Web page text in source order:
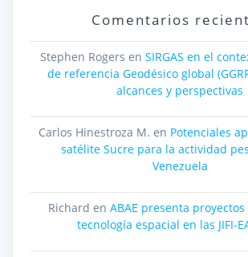
Comentarios
Stephen Rogers en SIRGAS en el
de referencia Geodésico global
alcances y perspectivas
Carlos Hinestroza M. en Potenciales
satélite Sucre para la actividad
Venezuela
Richard en ABAE presenta
tecnología espacial en las JIFI-